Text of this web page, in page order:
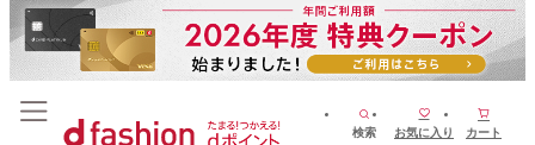
検索 お気に入り カート